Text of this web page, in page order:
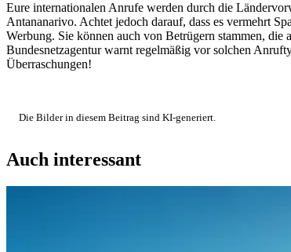
Eure internationalen Anrufe werden durch die
Antananarivo. Achtet jedoch darauf, dass es vermehrt
Werbung. Sie können auch von Betrügern stammen,
Bundesnetzagentur warnt regelmäßig vor solchen
Überraschungen!
Die Bilder in diesem Beitrag sind KI-generiert.
Auch interessant